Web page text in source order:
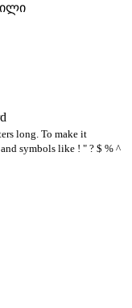
long. To make it
symbols like ! " ? $ % ^